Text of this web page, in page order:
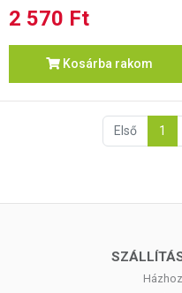
2 570 Ft
Kosárba rakom
Első 1